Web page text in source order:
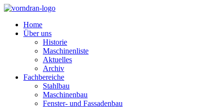
Home
Über uns
Historie
Maschinenliste
Aktuelles
Archiv
Fachbereiche
Stahlbau
Maschinenbau
Fenster- und Fassadenbau